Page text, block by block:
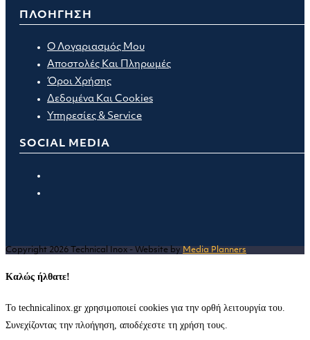
ΠΛΟΗΓΗΣΗ
Ο Λογαριασμός Μου
Αποστολές Και Πληρωμές
Όροι Χρήσης
Δεδομένα Και Cookies
Υπηρεσίες & Service
SOCIAL MEDIA
tab
new
Copyright 2026 Technical Inox - Website by Media Planners
Καλώς ήλθατε!
Το technicalinox.gr χρησιμοποιεί cookies για την ορθή λειτουργία του.
Συνεχίζοντας την πλοήγηση, αποδέχεστε τη χρήση τους.